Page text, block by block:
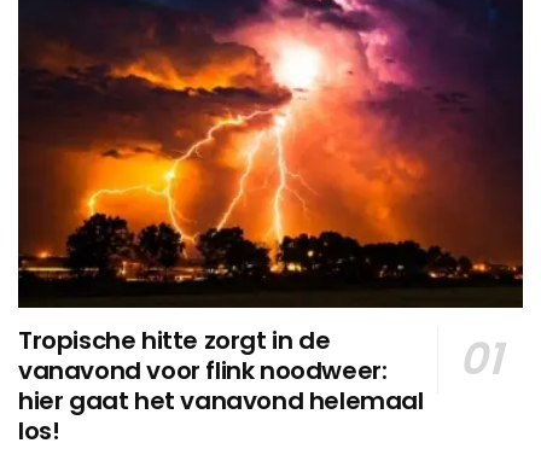
Tropische hitte zorgt in de
vanavond voor flink noodweer:
hier gaat het vanavond helemaal
los!